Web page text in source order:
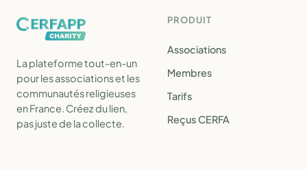
La plateforme tout-en-un
pour les associations et les
communautés religieuses
en France. Créez du lien,
pas juste de la collecte.
PRODUIT
Associations
Membres
Tarifs
Reçus CERFA